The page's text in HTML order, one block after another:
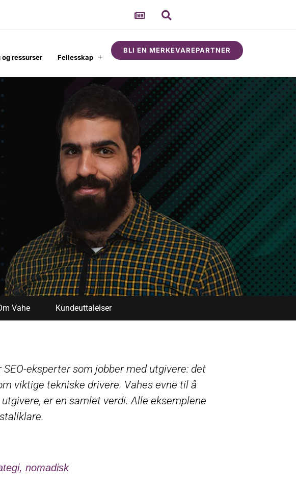
ressurser Fellesskap
BLI EN MERKEVAREPARTNER
Vahe Kundeuttalelser
eksperter som jobber med utgivere: det
viktige tekniske drivere. Vahes evne til å
er en samlet verdi. Alle eksemplene
nomadisk